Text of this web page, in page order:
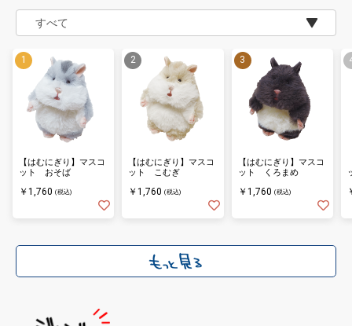
【はむにぎり】マスコ
ット おそば
￥1,760 (税込)
【はむにぎり】マスコ
ット こむぎ
￥1,760 (税込)
【はむにぎり】マスコ
ット くろまめ
￥1,760 (税込)